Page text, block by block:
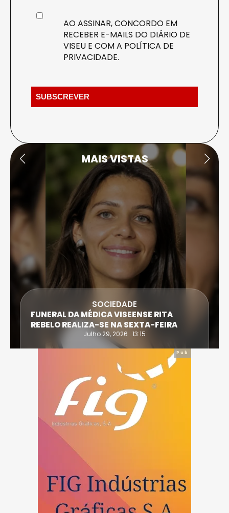
AO ASSINAR, CONCORDO EM
RECEBER E-MAILS DO DIÁRIO DE
VISEU E COM A POLÍTICA DE
PRIVACIDADE.
MAIS VISTAS
SOCIEDADE
FUNERAL DA MÉDICA VISEENSE RITA
REBELO REALIZA-SE NA SEXTA-FEIRA
Julho 29, 2026 . 13:15
Pub